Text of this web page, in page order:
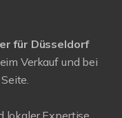
für Düsseldorf
Verkauf und bei
lokaler Expertise